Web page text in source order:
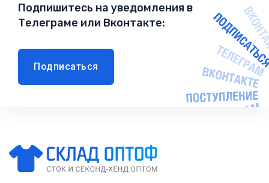
Подпишитесь на уведомления в
Телеграме или Вконтакте:
Подписаться